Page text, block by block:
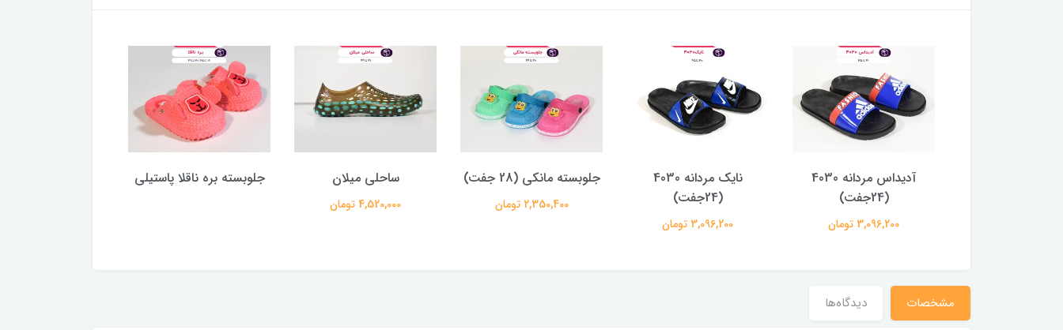
آدیداس مردانه 4030
(24جفت)
3,096,200 تومان
نایک مردانه 4030
(24جفت)
3,096,200 تومان
جلوبسته مانکی (28 جفت)
2,350,400 تومان
ساحلی میلان
4,520,000 تومان
جلوبسته بره ناقلا پاستیلی
مشخصات دیدگاه‌ها